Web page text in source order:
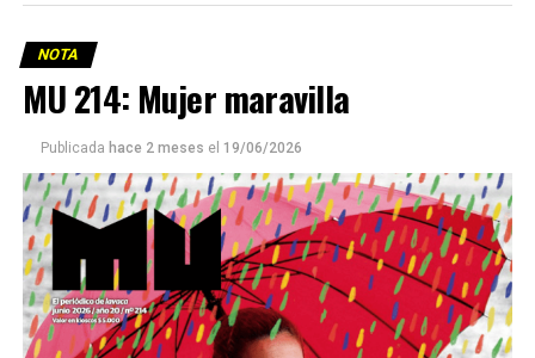
Este número 215 de MU ☝️viene con doble tapa, que
podría ser una frase:
Sin chamuyo, a remarla.
NOTA
MU 214: Mujer maravilla
Publicada hace 2 meses el 19/06/2026